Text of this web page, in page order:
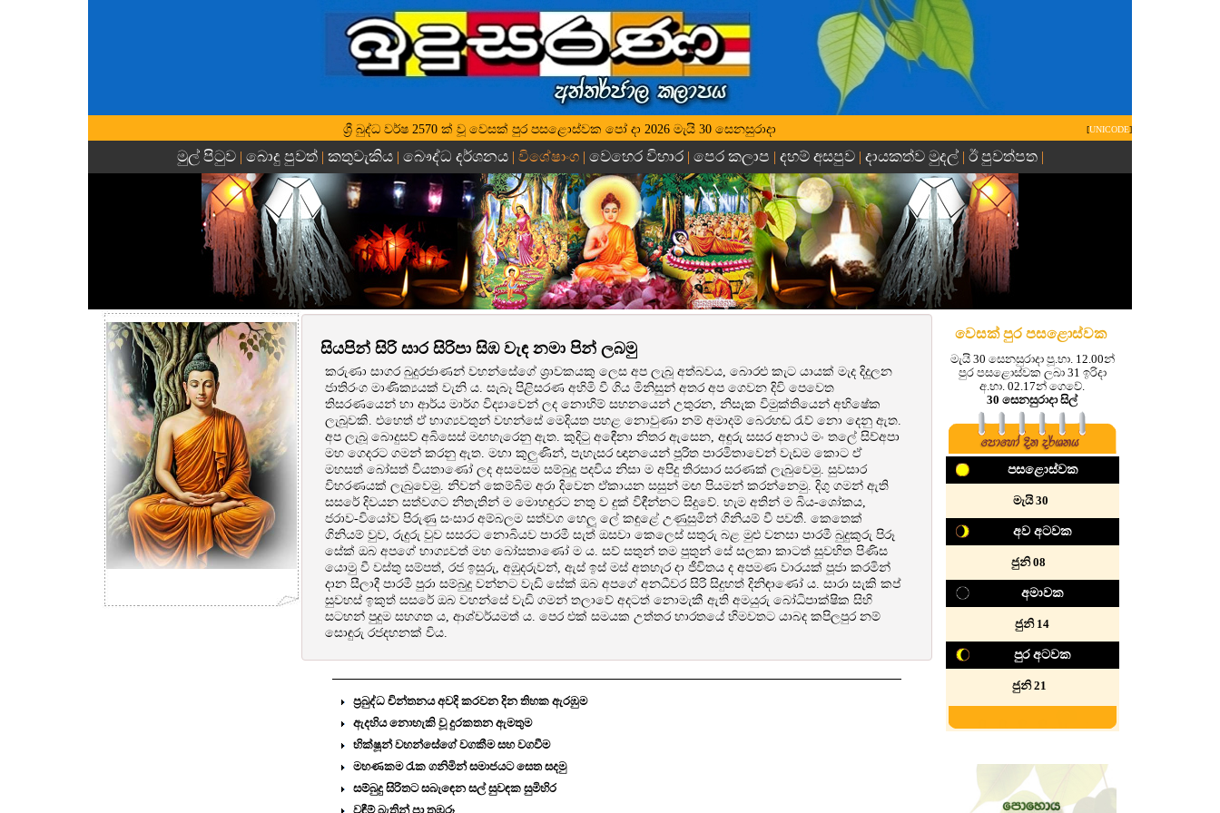
ශ්‍රී බුද්ධ වර්ෂ 2570 ක් වූ වෙසක් පුර පසළොස්වක පෝ දා 2026 මැයි 30 සෙනසුරාදා [UNICODE]
මුල් පිටුව | බොදු පුවත්| කතුවැකිය| බෞද්ධ දර්ශනය| විශේෂාංග | වෙහෙර විහාර| පෙර කලාප | දහම් අසපුව| දායකත්ව මුදල්| ඊ පුවත්පත|
සියපින් සිරි සාර සිරිපා සිඹ වැඳ නමා පින් ලබමු
කරුණා සාගර බුදුරජාණන් වහන්සේගේ ශ්‍රාවකයකු ලෙස අප ලැබූ අත්බවය, බොරළු කැට යායක් මැද දිදුලන
ජාතිරංග මාණික්‍යයක් වැනි ය. සැබෑ පිළිසරණ අහිමි වී ගිය මිනිසුන් අතර අප ගෙවන දිවි පෙවෙත
තිසරණයෙන් හා ආර්ය මාර්ග විද්‍යාවෙන් ලද නොහිම් සහනයෙන් උතුරන, නිසැක විමුක්තියෙන් අභිෂේක
ලැබූවකි. එහෙත් ඒ භාග්‍යවතුන් වහන්සේ මෙදියත පහළ නොවුණා නම් අමාදම් බෙරහඬ රැව් නො දෙනු ඇත.
අප ලැබූ බොදුසව් අබිසෙස් මඟහැරෙනු ඇත. කුදිටු අඳෙීනා නිතර ඇසෙන, අඳුරු සසර අනාථ මං තලේ සිව්අපා
මහ ගෙදරට ගමන් කරනු ඇත. මහා කුලුණින්, පැහැසර ඥානයෙන් පූරිත පාරමිතාවෙන් වැඩම කොට ඒ
මහසත් බෝසත් වියතාණෝ ලද අසමසම සම්බුදු පදවිය නිසා ම අපිදු තිරසාර සරණක් ලැබුවෙමු. සුවසාර
විහරණයක් ලැබුවෙමු. නිවන් කෙම්බිම අරා දිවෙන ඒකායන සසුන් මඟ පියමන් කරන්නෙමු. දිගු ගමන් ඇති
සසරේ දිවයන සත්වගට නිතැතින් ම මොහඳුරට නතු ව දුක් විඳීන්නට සිදුවේ. හැම අතින් ම බිය-ශෝකය,
ජරාව-වියෝව පිරුණු සංසාර අම්බලම සත්වග හෙලූ ලේ කඳුළේ උණුසුමින් ගිනියම් වී පවතී. කෙතෙක්
ගිනියම් වුව, රුදුරු වුව සසරට නොබියව පාරමී සැත් ඔසවා කෙලෙස් සතුරු බළ මුළු වනසා පාරමී බුදුකුරු පිරූ
සේක් ඔබ අපගේ භාග්‍යවත් මහ බෝසතාණෝ ම ය. සව් සතුන් තම පුතුන් සේ සලකා කාටත් සුවහිත පිණිස
යොමු වී වස්තු සම්පත්, රජ ඉසුරු, අඹුදරුවන්, ඇස් ඉස් මස් අතහැර දා ජීවිතය ද අපමණ වාරයක් පූජා කරමින්
දාන සීලාදී පාරමී පුරා සම්බුදු වන්නට වැඩි සේක් ඔබ අපගේ අනධීවර සිරි සිදුහත් දිනිඳාණෝ ය. සාරා සැකි කප්
සුවහස් ඉකුත් සසරේ ඔබ වහන්සේ වැඩි ගමන් තලාවේ අදටත් නොමැකී ඇති අමයුරු බෝධිපාක්ෂික සිහි
සටහන් පුදුම සහගත ය, ආශ්චර්යමත් ය. පෙර එක් සමයක උත්තර භාරතයේ හිමවතට යාබද කපිලපුර නම්
සොඳුරු රජදහනක් විය.
ප්‍රබුද්ධ චින්තනය අවදි කරවන දින තිහක ඇරඹුම
ඇදහිය නොහැකි වූ දුරකතන ඇමතුම
භික්ෂූන් වහන්සේගේ වගකීම සහ වගවීම
මහණකම රැක ගනිමින් සමාජයට සෙත සදමු
සම්බුදු සිරිතට සබැඳෙන සල් සුවඳක සුමිහිර
වඳීම් බැතින් පා තඹුරූ
වෙසක් පුර පසළොස්වක
මැයි 30 සෙනසුරාදා පූ.භා. 12.00න්
පුර පසළොස්වක ලබා 31 ඉරිදා
අ.භා. 02.17න් ගෙවේ.
30 සෙනසුරාදා සිල්
පසළොස්වක
‍මැයි 30
අව අටවක
‍‍‍ජුනි 08
අමාවක
ජුනි 14
පුර අටවක
ජුනි 21